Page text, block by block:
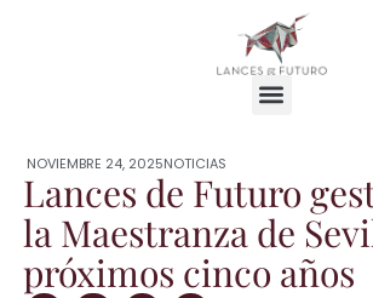
NOVIEMBRE 24, 2025NOTICIAS
Lances de Futuro
la Maestranza de
próximos cinco años